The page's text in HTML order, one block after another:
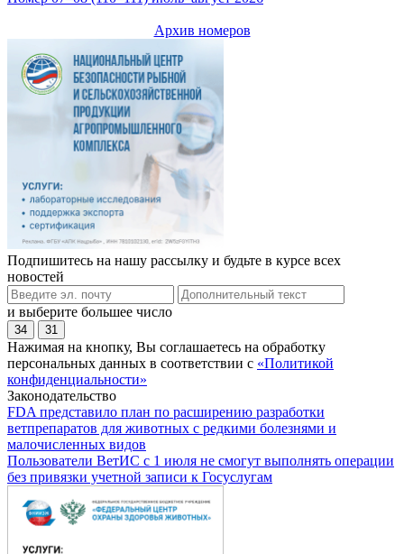
Архив номеров
Подпишитесь на нашу рассылку и будьте в курсе всех
новостей
и выберите большее число
34 31
Нажимая на кнопку, Вы соглашаетесь на обработку
персональных данных в соответствии с «Политикой
конфиденциальности»
Законодательство
FDA представило план по расширению разработки
ветпрепаратов для животных с редкими болезнями и
малочисленных видов
Пользователи ВетИС с 1 июля не смогут выполнять операции
без привязки учетной записи к Госуслугам